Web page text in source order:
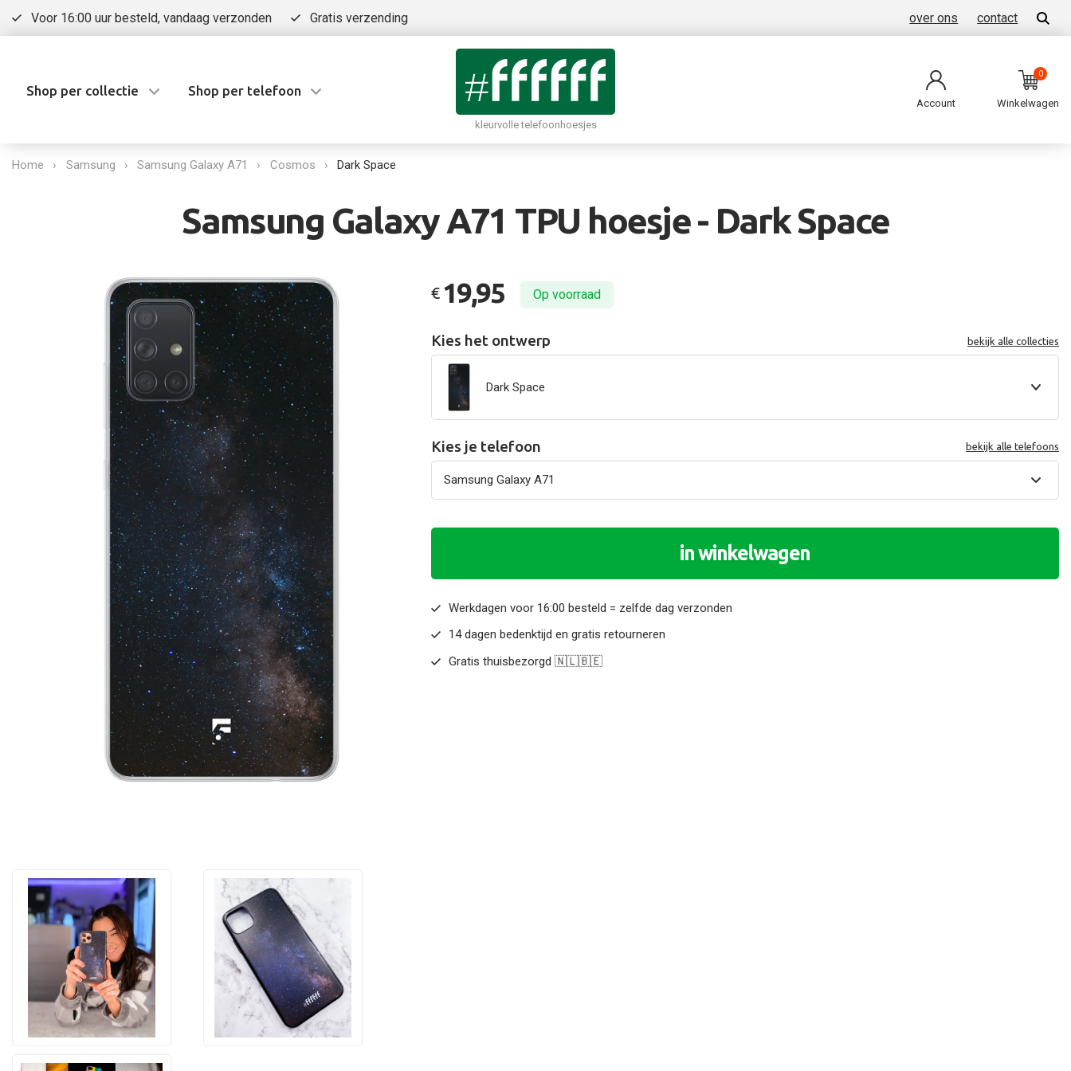
Voor 16:00 uur besteld, vandaag verzonden Gratis verzending over ons contact
Shop per collectie Shop per telefoon
kleurvolle telefoonhoesjes
Account
0
Winkelwagen
Home Samsung Samsung Galaxy A71 Cosmos Dark Space
Samsung Galaxy A71 TPU hoesje - Dark Space
€ 19,95 Op voorraad
Kies het ontwerp bekijk alle collecties
Dark Space
Kies je telefoon bekijk alle telefoons
in winkelwagen
Werkdagen voor 16:00 besteld = zelfde dag verzonden
14 dagen bedenktijd en gratis retourneren
Gratis thuisbezorgd 🇳🇱🇧🇪